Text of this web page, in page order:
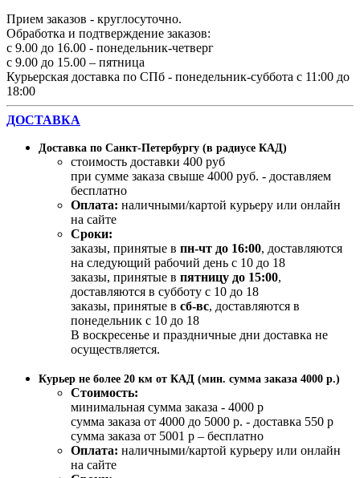
Прием заказов - круглосуточно.
Обработка и подтверждение заказов:
с 9.00 до 16.00 - понедельник-четверг
с 9.00 до 15.00 – пятница
Курьерская доставка по СПб - понедельник-суббота с 11:00 до
18:00
ДОСТАВКА
Доставка по Санкт-Петербургу (в радиусе КАД)
стоимость доставки 400 руб
при сумме заказа свыше 4000 руб. - доставляем
бесплатно
Оплата: наличными/картой курьеру или онлайн
на сайте
Сроки:
заказы, принятые в пн-чт до 16:00, доставляются
на следующий рабочий день с 10 до 18
заказы, принятые в пятницу до 15:00,
доставляются в субботу с 10 до 18
заказы, принятые в сб-вс, доставляются в
понедельник с 10 до 18
В воскресенье и праздничные дни доставка не
осуществляется.
Курьер не более 20 км от КАД (мин. сумма заказа 4000 р.)
Стоимость:
минимальная сумма заказа - 4000 р
сумма заказа от 4000 до 5000 р. - доставка 550 р
сумма заказа от 5001 р – бесплатно
Оплата: наличными/картой курьеру или онлайн
на сайте